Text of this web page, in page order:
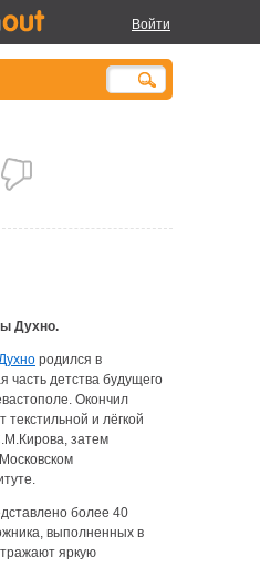
Войти
Духно.
родился в
часть детства будущего
Окончил
текстильной и лёгкой
затем
более 40
выполненных в
яркую